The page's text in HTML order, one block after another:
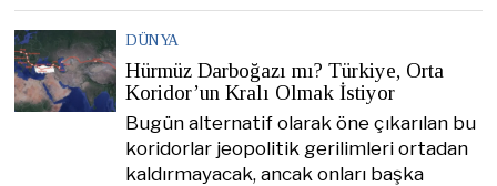
DÜNYA
Hürmüz Darboğazı mı? Türkiye, Orta
Koridor’un Kralı Olmak İstiyor
Bugün alternatif olarak öne çıkarılan bu
koridorlar jeopolitik gerilimleri ortadan
kaldırmayacak, ancak onları başka